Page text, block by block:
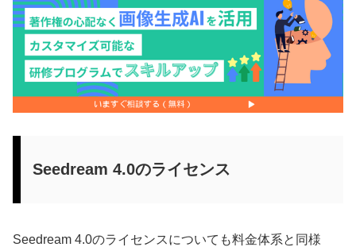
Seedream 4.0のライセンス
Seedream 4.0のライセンスについても料金体系と同様